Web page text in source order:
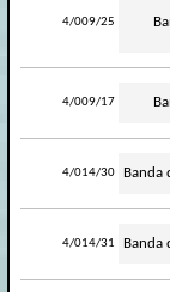
4/009/25
4/009/17
4/014/30 Banda
4/014/31 Banda